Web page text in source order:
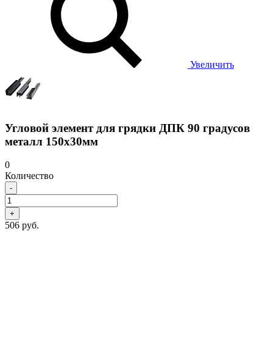
Увеличить
Угловой элемент для грядки ДПК 90 градусов
металл 150х30мм
0
Количество
-
+
506 руб.